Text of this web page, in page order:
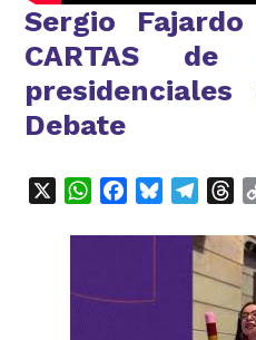
Sergio Fajardo
CARTAS
Debate
WhatsApp
FacebookBluesky